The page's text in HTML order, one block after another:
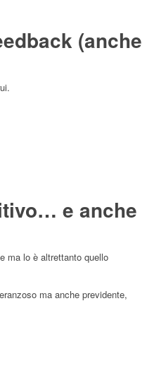
(anche
e anche
ma lo è altrettanto quello
ma anche previdente,